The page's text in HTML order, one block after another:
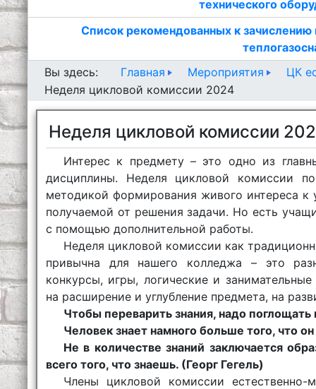
технического
Список рекомендованных к
Вы здесь:
Главная Мероприятия
ЦК
Неделя цикловой комиссии 2024
Неделя цикловой комиссии
Интерес к предмету – это одно из
дисциплины. Неделя цикловой комиссии
методикой формирования живого интереса
получаемой от решения задачи. Но есть
с помощью дополнительной работы.
Неделя цикловой комиссии как
привычна для нашего колледжа – это
конкурсы, игры, логические и
на расширение и углубление предмета, на
Чтобы переварить знания, надо
Человек знает намного больше того, что
Не в количестве знаний заключается
всего того, что знаешь. (Георг Гегель)
Члены цикловой комиссии естественно-